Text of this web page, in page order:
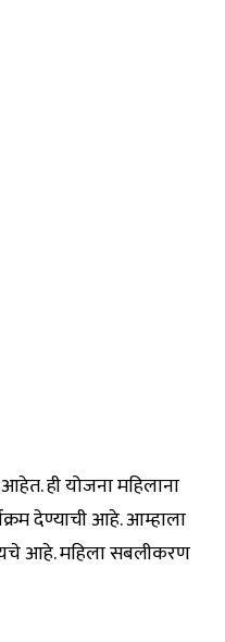
आहेत. ही योजना महिलाना
देण्याची आहे. आम्हाला
आहे. महिला सबलीकरण